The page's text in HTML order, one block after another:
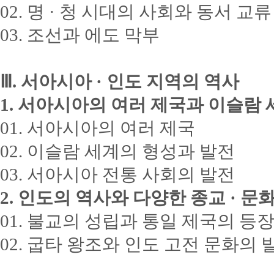
02. 명 · 청 시대의 사회와 동서 교류
03. 조선과 에도 막부
Ⅲ. 서아시아 · 인도 지역의 역사
1. 서아시아의 여러 제국과 이슬람
01. 서아시아의 여러 제국
02. 이슬람 세계의 형성과 발전
03. 서아시아 전통 사회의 발전
2. 인도의 역사와 다양한 종교 · 문
01. 불교의 성립과 통일 제국의 등장
02. 굽타 왕조와 인도 고전 문화의